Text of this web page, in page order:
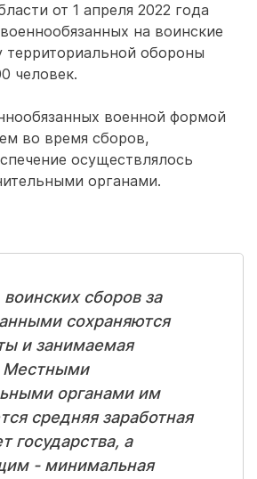
от 1 апреля 2022 года
на воинские
территориальной обороны
человек.
военной формой
во время сборов,
осуществлялось
органами.
сборов за
сохраняются
и занимаемая
Местными
органами им
средняя заработная
государства, а
- минимальная